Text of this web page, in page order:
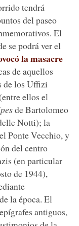
tendrá
del paseo
El
se podrá ver el
la masacre
de aquellos
de los Uffizi
ellos el
de Bartolomeo
Notti); la
Ponte Vecchio, y
del centro
(en particular
de 1944),
la época. El
antiguos,